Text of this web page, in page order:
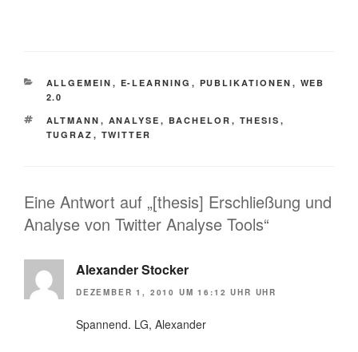
KATEGORIEN
ALLGEMEIN , E-LEARNING , PUBLIKATIONEN , WEB
2.0
SCHLAGWÖRTER
ALTMANN , ANALYSE , BACHELOR , THESIS ,
TUGRAZ , TWITTER
Eine Antwort auf „[thesis] Erschließung und
Analyse von Twitter Analyse Tools“
Alexander Stocker
DEZEMBER 1, 2010 UM 16:12 UHR UHR
Spannend. LG, Alexander